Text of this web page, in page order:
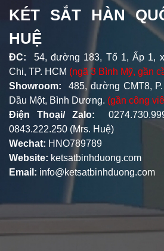
KÉT SẮT HÀN
HUỆ
ĐC: 54, đường 183, Tổ 1, Ấp 1,
Chi, TP. HCM (ngã 3 Bình Mỹ, gần
Showroom: 485, đường CMT8,
Dầu Một, Bình Dương. (gần công
Điện Thoại/ Zalo:
0843.222.250 (Mrs. Huệ)
Wechat: HNO789789
Website: ketsatbinhduong.com
Email: info@ketsatbinhduong.com